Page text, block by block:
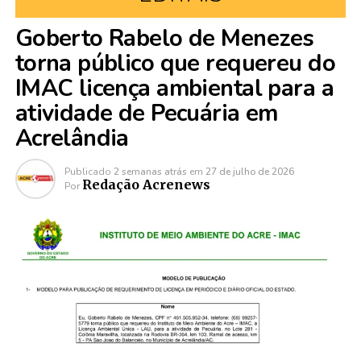
Goberto Rabelo de Menezes
torna público que requereu do
IMAC licença ambiental para a
atividade de Pecuária em
Acrelândia
Publicado 2 semanas atrás em 27 de julho de 2026
Por Redação Acrenews